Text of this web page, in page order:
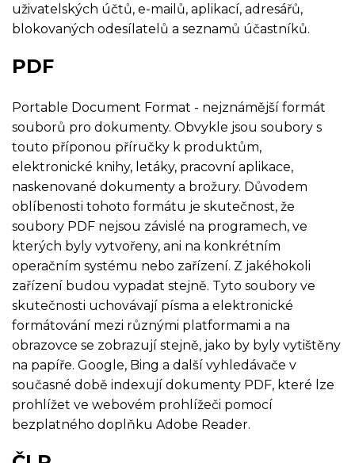
uživatelských účtů, e-mailů, aplikací, adresářů,
blokovaných odesílatelů a seznamů účastníků.
PDF
Portable Document Format - nejznámější formát
souborů pro dokumenty. Obvykle jsou soubory s
touto příponou příručky k produktům,
elektronické knihy, letáky, pracovní aplikace,
naskenované dokumenty a brožury. Důvodem
oblíbenosti tohoto formátu je skutečnost, že
soubory PDF nejsou závislé na programech, ve
kterých byly vytvořeny, ani na konkrétním
operačním systému nebo zařízení. Z jakéhokoli
zařízení budou vypadat stejně. Tyto soubory ve
skutečnosti uchovávají písma a elektronické
formátování mezi různými platformami a na
obrazovce se zobrazují stejně, jako by byly vytištěny
na papíře. Google, Bing a další vyhledávače v
současné době indexují dokumenty PDF, které lze
prohlížet ve webovém prohlížeči pomocí
bezplatného doplňku Adobe Reader.